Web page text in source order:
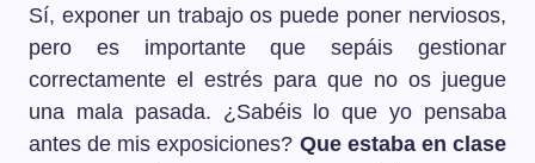
Sí, exponer un trabajo os puede poner nerviosos,
pero es importante que sepáis gestionar
correctamente el estrés para que no os juegue
una mala pasada. ¿Sabéis lo que yo pensaba
antes de mis exposiciones? Que estaba en clase